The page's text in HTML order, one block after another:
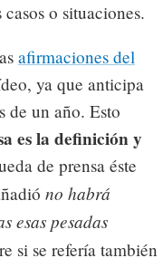
o situaciones.
afirmaciones del
ya que anticipa
de un año. Esto
es la definición y
de prensa éste
no habrá
esas pesadas
si se refería también